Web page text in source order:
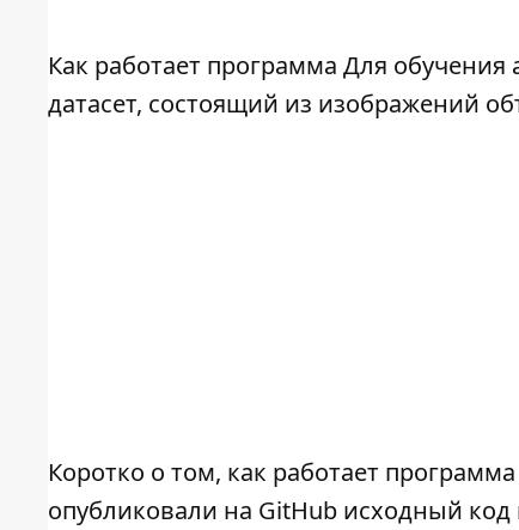
Как работает программа Для
датасет, состоящий из изображений
Коротко о том, как работает
опубликовали на GitHub исходный